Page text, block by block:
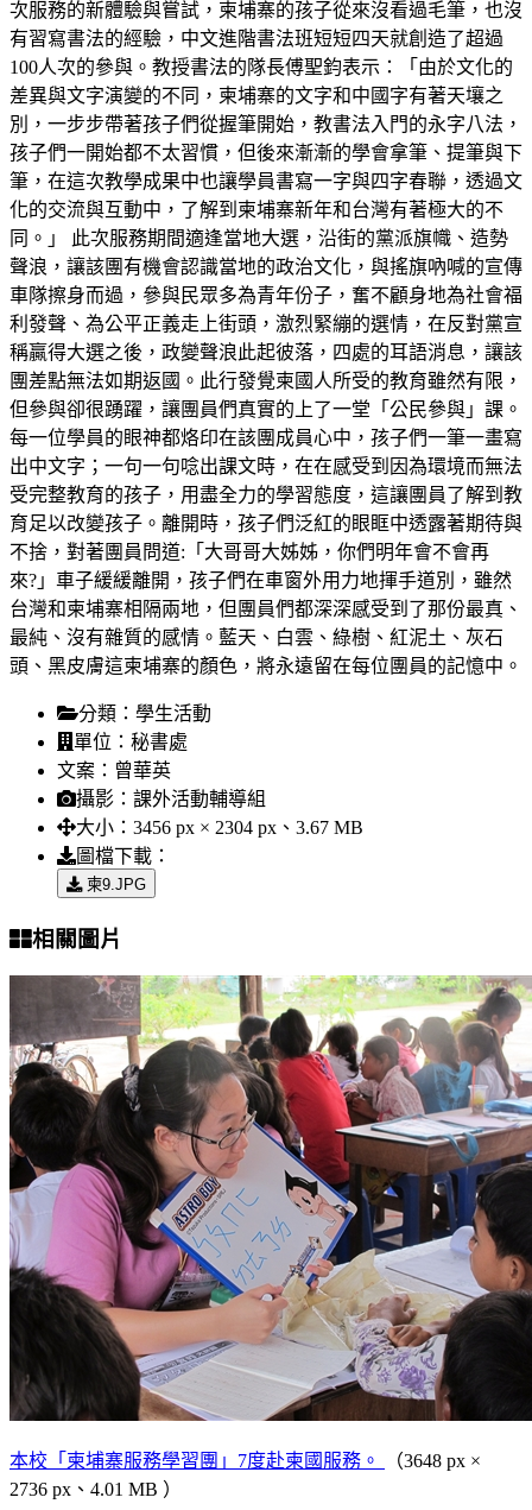
次服務的新體驗與嘗試，柬埔寨的孩子從來沒看過毛筆，也沒
有習寫書法的經驗，中文進階書法班短短四天就創造了超過
100人次的參與。教授書法的隊長傅聖鈞表示：「由於文化的
差異與文字演變的不同，柬埔寨的文字和中國字有著天壤之
別，一步步帶著孩子們從握筆開始，教書法入門的永字八法，
孩子們一開始都不太習慣，但後來漸漸的學會拿筆、提筆與下
筆，在這次教學成果中也讓學員書寫一字與四字春聯，透過文
化的交流與互動中，了解到柬埔寨新年和台灣有著極大的不
同。」 此次服務期間適逢當地大選，沿街的黨派旗幟、造勢
聲浪，讓該團有機會認識當地的政治文化，與搖旗吶喊的宣傳
車隊擦身而過，參與民眾多為青年份子，奮不顧身地為社會福
利發聲、為公平正義走上街頭，激烈緊繃的選情，在反對黨宣
稱贏得大選之後，政變聲浪此起彼落，四處的耳語消息，讓該
團差點無法如期返國。此行發覺柬國人所受的教育雖然有限，
但參與卻很踴躍，讓團員們真實的上了一堂「公民參與」課。
每一位學員的眼神都烙印在該團成員心中，孩子們一筆一畫寫
出中文字；一句一句唸出課文時，在在感受到因為環境而無法
受完整教育的孩子，用盡全力的學習態度，這讓團員了解到教
育足以改變孩子。離開時，孩子們泛紅的眼眶中透露著期待與
不捨，對著團員問道:「大哥哥大姊姊，你們明年會不會再
來?」車子緩緩離開，孩子們在車窗外用力地揮手道別，雖然
台灣和柬埔寨相隔兩地，但團員們都深深感受到了那份最真、
最純、沒有雜質的感情。藍天、白雲、綠樹、紅泥土、灰石
頭、黑皮膚這柬埔寨的顏色，將永遠留在每位團員的記憶中。
分類： 學生活動
單位： 秘書處
文案： 曾華英
攝影： 課外活動輔導組
大小： 3456 px × 2304 px、3.67 MB
圖檔下載：
柬9.JPG
相關圖片
本校「柬埔寨服務學習團」7度赴柬國服務。
（3648 px ×
2736 px、4.01 MB ）